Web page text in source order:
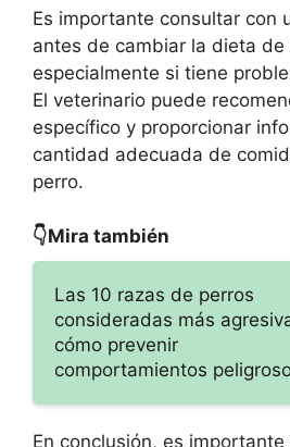
Es importante consultar con
antes de cambiar la dieta de
especialmente si tiene
El veterinario puede
específico y proporcionar
cantidad adecuada de
perro.
👇Mira también
Las 10 razas de perros
consideradas más
cómo prevenir
comportamientos
En conclusión, es